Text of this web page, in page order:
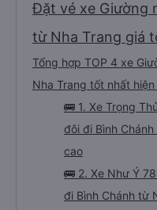
đặn hơn trong tương lai. Nhìn
vụ xe buýt giường nằm của
tuyến đường này. Tôi thực sự
dừng xe thường xuyên theo lịch
Đặt vé xe Giường
từ Nha Trang giá
Tổng hợp TOP 4 xe
Nha Trang tốt nhất
🚌 1. Xe Trọng
đôi đi Bình
cao
🚌 2. Xe Như Ý
đi Bình Chánh từ